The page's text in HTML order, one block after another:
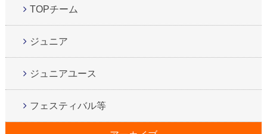
TOPチーム
ジュニア
ジュニアユース
フェスティバル等